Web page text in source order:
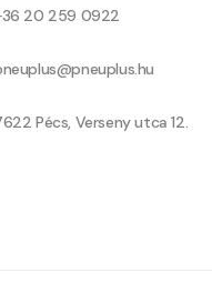
20 259 0922
Pécs, Verseny utca 12.